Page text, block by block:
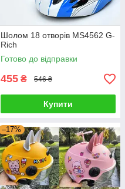
Шолом 18 отворів MS4562 G-
Rich
Готово до відправки
455 ₴ 546 ₴
Купити
–17%